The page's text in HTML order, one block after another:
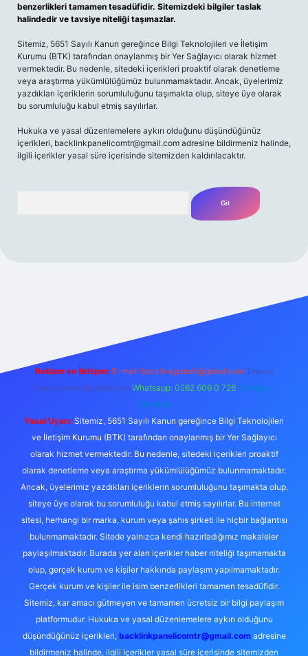
benzerlikleri tamamen tesadüfidir. Sitemizdeki bilgiler taslak
halindedir ve tavsiye niteliği taşımazlar.
Sitemiz, 5651 Sayılı Kanun gereğince Bilgi Teknolojileri ve İletişim
Kurumu (BTK) tarafından onaylanmış bir Yer Sağlayıcı olarak hizmet
vermektedir. Bu nedenle, sitedeki içerikleri proaktif olarak denetleme
veya araştırma yükümlülüğümüz bulunmamaktadır. Ancak, üyelerimiz
yazdıkları içeriklerin sorumluluğunu taşımakta olup, siteye üye olarak
bu sorumluluğu kabul etmiş sayılırlar.
Hukuka ve yasal düzenlemelere aykırı olduğunu düşündüğünüz
içerikleri, backlinkpanelicomtr@gmail.com adresine bildirmeniz halinde,
ilgili içerikler yasal süre içerisinde sitemizden kaldırılacaktır.
Reklam ve İletişim: E-mail: backlinkpaneli@gmail.com Teams:
forumhizmeti@gmail.com Whatsapp: 0262 606 0 726 Telegram:
@karabul
Yasal Uyarı: Sitemiz, 5651 Sayılı Kanun gereğince Bilgi Teknolojileri
ve İletişim Kurumu (BTK) tarafından onaylanmış bir Yer Sağlayıcı
olarak hizmet vermektedir. Bu nedenle, sitedeki içerikleri proaktif
olarak denetleme veya araştırma yükümlülüğümüz bulunmamaktadır.
Ancak, üyelerimiz yazdıkları içeriklerin sorumluluğunu taşımakta olup,
siteye üye olarak bu sorumluluğu kabul etmiş sayılırlar. Bu internet
sitesi, herhangi bir marka, kurum veya şahıs şirketi ile hiçbir bağlantısı
bulunmamaktadır. Sitede yalnızca kendi hazırladığımız makaleler
paylaşılmaktadır. Burada yer alan içerikler haber niteliği taşımamakta
olup, gerçek kurum ve kişiler hakkında paylaşım yapılmamaktadır.
Gerçek kurum ve kişiler ile isim benzerlikleri tamamen tesadüfidir.
Sitemiz, kar amacı gütmeyen ve tamamen ücretsiz bir bilgi paylaşım
platformudur. Hukuka ve yasal düzenlemelere aykırı olduğunu
düşündüğünüz içerikleri, backlinkpanelicomtr@gmail.comadresine
bildirmeniz halinde, ilgili içerikler yasal süre içerisinde sitemizden